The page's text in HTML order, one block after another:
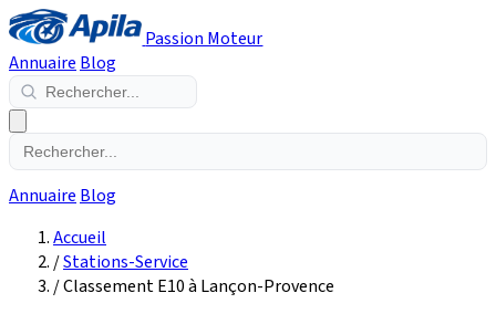
Passion Moteur
Annuaire Blog
Annuaire Blog
Accueil
/Stations-Service
/Classement E10 à Lançon-Provence